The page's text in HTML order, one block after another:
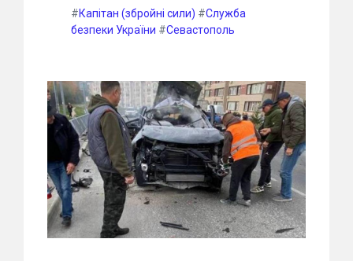
#Капітан (збройні сили) #Служба
безпеки України #Севастополь